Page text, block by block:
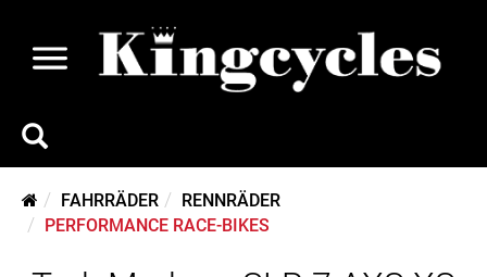
FAHRRÄDER
RENNRÄDER
PERFORMANCE RACE-BIKES